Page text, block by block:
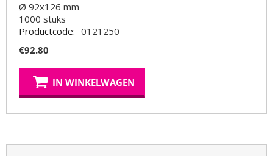
Ø 92x126 mm
1000 stuks
Productcode: 0121250
€92.80
IN WINKELWAGEN